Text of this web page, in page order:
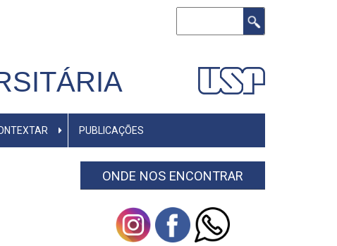
PUBLICAÇÕES
ONDE NOS ENCONTRAR